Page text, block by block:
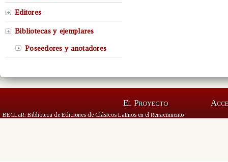
Editores
Bibliotecas y ejemplares
Poseedores y anotadores
El Proyecto
BECLaR: Biblioteca de Ediciones de Clásicos Latinos en el Renacimiento